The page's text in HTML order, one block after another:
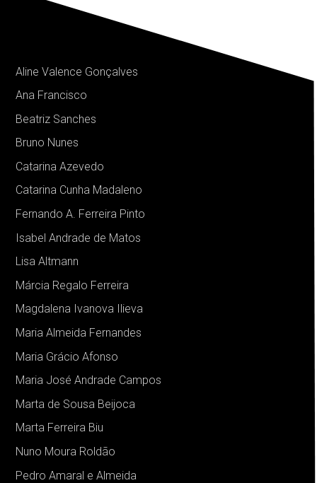
+ TEAM
Aline Valence Gonçalves
Ana Francisco
Beatriz Sanches
Bruno Nunes
Catarina Azevedo
Catarina Cunha Madaleno
Fernando A. Ferreira Pinto
Isabel Andrade de Matos
Lisa Altmann
Márcia Regalo Ferreira
Magdalena Ivanova Ilieva
Maria Almeida Fernandes
Maria Grácio Afonso
Maria José Andrade Campos
Marta de Sousa Beijoca
Marta Ferreira Biu
Nuno Moura Roldão
Pedro Amaral e Almeida